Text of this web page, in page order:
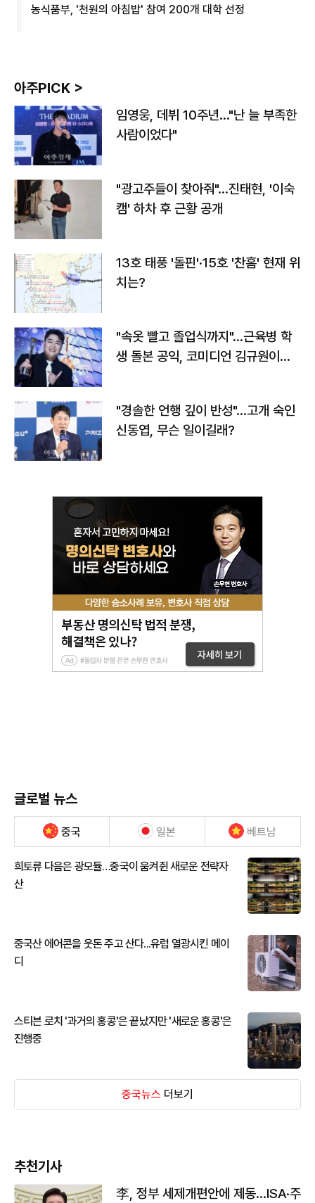
농식품부, '천원의 아침밥' 참여 200개 대학 선정
아주PICK >
임영웅, 데뷔 10주년…"난 늘 부족한
사람이었다"
"광고주들이 찾아줘"…진태현, '이숙
캠' 하차 후 근황 공개
13호 태풍 '돌핀'·15호 '찬홈' 현재 위
치는?
"속옷 빨고 졸업식까지"…근육병 학
생 돌본 공익, 코미디언 김규원이었
"경솔한 언행 깊이 반성"…고개 숙인
신동엽, 무슨 일이길래?
글로벌 뉴스
중국 일본 베트남
희토류 다음은 광모듈…중국이 움켜쥔 새로운 전략자
산
중국산 에어콘을 웃돈 주고 산다...유럽 열광시킨 메이
디
스티븐 로치 '과거의 홍콩'은 끝났지만 '새로운 홍콩'은
진행중
중국뉴스 더보기
추천기사
李, 정부 세제개편안에 제동…ISA·주